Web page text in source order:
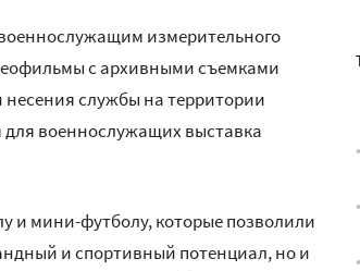
измерительного
с архивными съемками
несения службы на территории
для военнослужащих выставка
и мини-футболу, которые позволили
и спортивный потенциал, но и